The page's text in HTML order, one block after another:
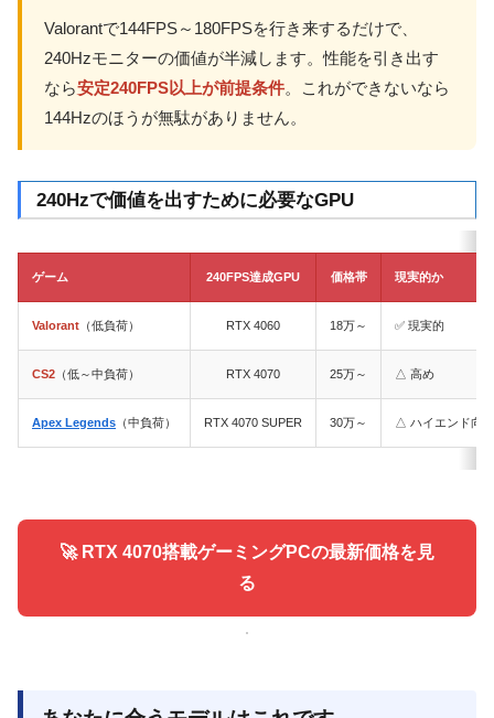
Valorantで144FPS～180FPSを行き来するだけで、
240Hzモニターの価値が半減します。性能を引き出す
なら安定240FPS以上が前提条件。これができないなら
144Hzのほうが無駄がありません。
240Hzで価値を出すために必要なGPU
ゲーム 240FPS達成GPU 価格帯 現実的か
Valorant （低負荷） RTX 4060 18万～ ✅ 現実的
CS2 （低～中負荷） RTX 4070 25万～ △ 高め
Apex Legends （中負荷） RTX 4070 SUPER 30万～ △ ハイエンド向け
🚀 RTX 4070搭載ゲーミングPCの最新価格を見
る